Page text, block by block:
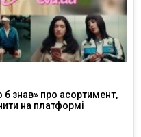
б знав» про асортимент,
на платформі